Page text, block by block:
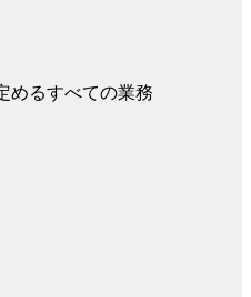
めるすべての業務